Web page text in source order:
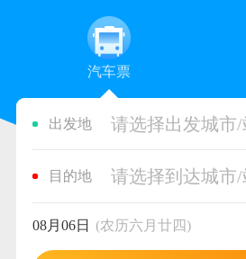
汽车票
出发地 请选择出发城市/
目的地 请选择到达城市/
08月06日 (农历六月廿四)